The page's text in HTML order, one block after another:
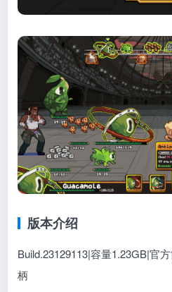
版本介绍
Build.23129113|容量1.23GB|官
柄